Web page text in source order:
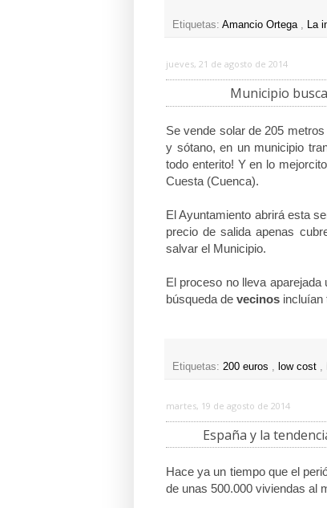
Etiquetas: Amancio Ortega , La
jueves, 21 de agosto de 2014
Municipio
Se vende solar de 205
y sótano, en un municipio
todo enterito! Y en lo
Cuesta (Cuenca).
El Ayuntamiento abrirá esta
precio de salida apenas
salvar el Municipio.
El proceso no lleva
búsqueda de vecinos incluían
Etiquetas: 200 euros , low cost ,
martes, 19 de agosto de 2014
España y la
Hace ya un tiempo que el
de unas 500.000 viviendas al